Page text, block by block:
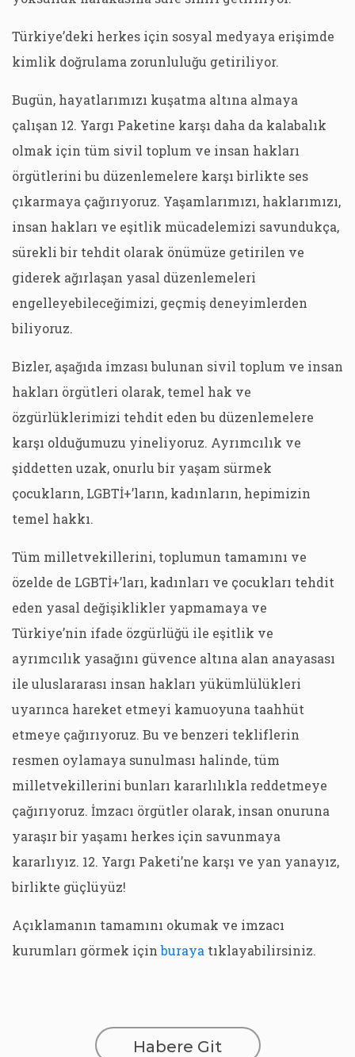
Türkiye’deki herkes için sosyal medyaya erişimde
kimlik doğrulama zorunluluğu getiriliyor.
Bugün, hayatlarımızı kuşatma altına almaya
çalışan 12. Yargı Paketine karşı daha da kalabalık
olmak için tüm sivil toplum ve insan hakları
örgütlerini bu düzenlemelere karşı birlikte ses
çıkarmaya çağırıyoruz. Yaşamlarımızı, haklarımızı,
insan hakları ve eşitlik mücadelemizi savundukça,
sürekli bir tehdit olarak önümüze getirilen ve
giderek ağırlaşan yasal düzenlemeleri
engelleyebileceğimizi, geçmiş deneyimlerden
biliyoruz.
Bizler, aşağıda imzası bulunan sivil toplum ve insan
hakları örgütleri olarak, temel hak ve
özgürlüklerimizi tehdit eden bu düzenlemelere
karşı olduğumuzu yineliyoruz. Ayrımcılık ve
şiddetten uzak, onurlu bir yaşam sürmek
çocukların, LGBTİ+’ların, kadınların, hepimizin
temel hakkı.
Tüm milletvekillerini, toplumun tamamını ve
özelde de LGBTİ+’ları, kadınları ve çocukları tehdit
eden yasal değişiklikler yapmamaya ve
Türkiye’nin ifade özgürlüğü ile eşitlik ve
ayrımcılık yasağını güvence altına alan anayasası
ile uluslararası insan hakları yükümlülükleri
uyarınca hareket etmeyi kamuoyuna taahhüt
etmeye çağırıyoruz. Bu ve benzeri tekliflerin
resmen oylamaya sunulması halinde, tüm
milletvekillerini bunları kararlılıkla reddetmeye
çağırıyoruz. İmzacı örgütler olarak, insan onuruna
yaraşır bir yaşamı herkes için savunmaya
kararlıyız. 12. Yargı Paketi’ne karşı ve yan yanayız,
birlikte güçlüyüz!
Açıklamanın tamamını okumak ve imzacı
kurumları görmek içinburaya tıklayabilirsiniz.
Habere Git